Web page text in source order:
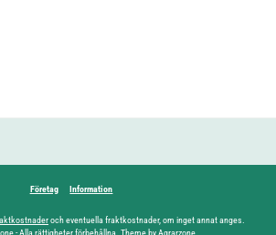
Företag Information
och eventuella fraktkostnader, om inget annat anges.
- Alla rättigheter förbehållna. Theme by Agrarzone